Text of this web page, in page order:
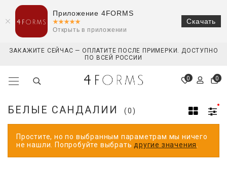
ЗАКАЖИТЕ СЕЙЧАС — ОПЛАТИТЕ ПОСЛЕ ПРИМЕРКИ. ДОСТУПНО
ПО ВСЕЙ РОССИИ
0 0
БЕЛЫЕ САНДАЛИИ (0)
Простите, но по выбранным параметрам мы ничего
не нашли. Попробуйте выбрать другие значения
Приложение 4FORMS
Открыть в приложении
Скачать